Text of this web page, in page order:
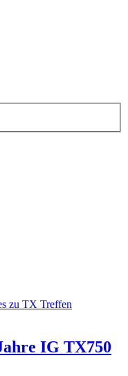
zu TX Treffen
IG TX750